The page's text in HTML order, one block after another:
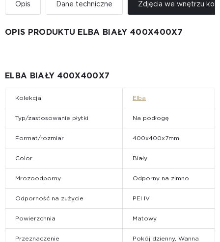
Opis Dane techniczne Zdjęcia we wnętrzu
OPIS PRODUKTU ELBA BIAŁY 400Х400Х7
ELBA BIAŁY 400Х400Х7
Kolekcja Elba
Typ/zastosowanie płytki Na podłogę
Format/rozmiar 400x400x7mm
Color Biały
Mrozoodporny Odporny na zimno
Odporność na zużycie PEI IV
Powierzchnia Matowy
Przeznaczenie Pokój dzienny, Wanna